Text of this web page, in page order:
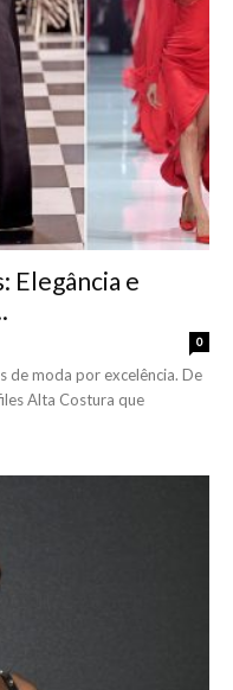
Elegância e
0
de moda por excelência. De
Alta Costura que